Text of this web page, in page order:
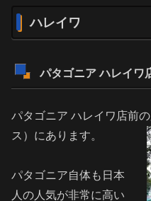
ハレイワ
パタゴニア ハレイワ
パタゴニア ハレイワ店前
ス）にあります。
パタゴニア自体も日本
人の人気が非常に高い